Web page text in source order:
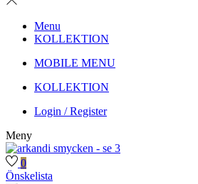
Menu
KOLLEKTION
MOBILE MENU
KOLLEKTION
Login / Register
Meny
0
Önskelista